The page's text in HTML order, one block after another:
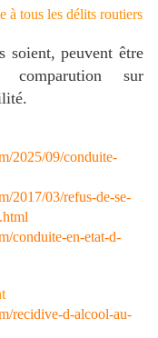
à tous les délits routiers
soient, peuvent être
sur
2025/09/conduite-
2017/03/refus-de-se-
conduite-en-etat-d-
recidive-d-alcool-au-